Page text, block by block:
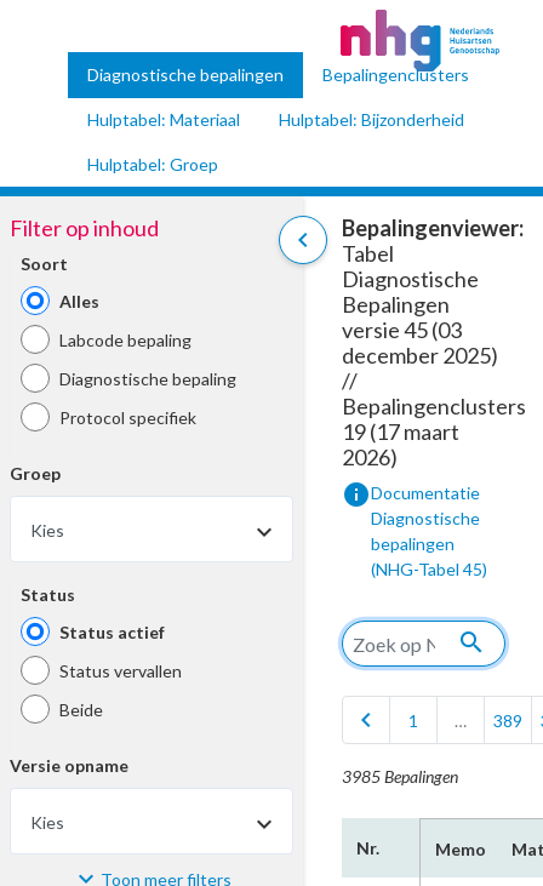
Diagnostische bepalingen Bepalingenclusters
Hulptabel: Materiaal Hulptabel: Bijzonderheid
Hulptabel: Groep
chevron_left
Filter op inhoud
Soort
Alles
Labcode bepaling
Diagnostische bepaling
Protocol specifiek
Groep
Kies
Status
Status actief
Status vervallen
Beide
Versie opname
Kies
Toon meer filters
Bepalingenviewer:
Tabel
Diagnostische
Bepalingen
versie 45 (03
december 2025)
//
Bepalingenclusters
19 (17 maart
2026)
infoDocumentatie
Diagnostische
bepalingen
(NHG-Tabel 45)
search
chevron_left 1 … 389
3985 Bepalingen
Nr. Memo